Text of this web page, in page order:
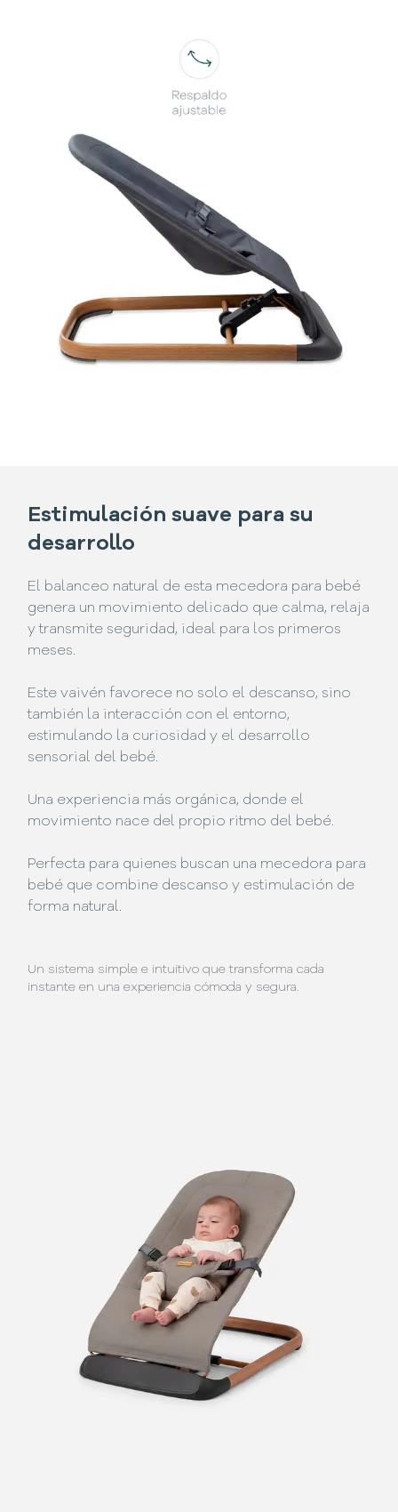
Estimulación suave para su
desarrollo
El balanceo natural de esta mecedora para bebé
genera un movimiento delicado que calma, relaja
y transmite seguridad, ideal para los primeros
meses.
Este vaivén favorece no solo el descanso, sino
también la interacción con el entorno,
estimulando la curiosidad y el desarrollo
sensorial del bebé.
Una experiencia más orgánica, donde el
movimiento nace del propio ritmo del bebé.
Perfecta para quienes buscan una mecedora para
bebé que combine descanso y estimulación de
forma natural.
Un sistema simple e intuitivo que transforma cada
instante en una experiencia cómoda y segura.